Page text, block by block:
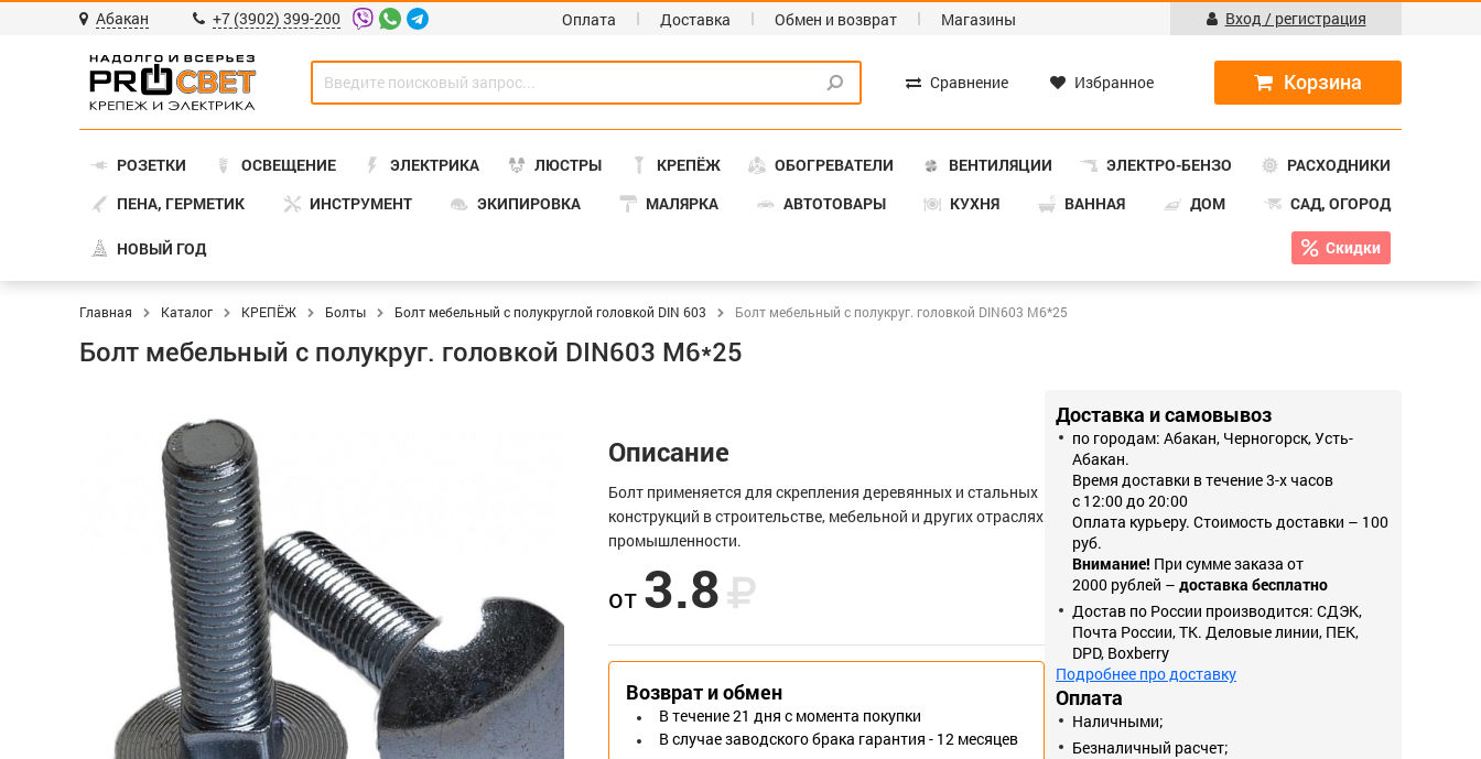
Абакан +7 (3902) 399-200 Оплата Доставка Обмен и возврат Магазины Вход / регистрация
Сравнение Избранное
РОЗЕТКИ ОСВЕЩЕНИЕ ЭЛЕКТРИКА ЛЮСТРЫ КРЕПЁЖ ОБОГРЕВАТЕЛИ ВЕНТИЛЯЦИИ ЭЛЕКТРО-БЕНЗО
РАСХОДНИКИ
ПЕНА, ГЕРМЕТИК
ИНСТРУМЕНТ ЭКИПИРОВКА МАЛЯРКА АВТОТОВАРЫ КУХНЯ ВАННАЯ ДОМ САД, ОГОРОД
НОВЫЙ ГОД Скидки
Главная Каталог КРЕПЁЖ Болты Болт мебельный с полукруглой головкой DIN 603 Болт мебельный с полукруг. головкой DIN603 М6*25
Болт мебельный с полукруг. головкой DIN603 М6*25
Описание
Болт применяется для скрепления деревянных и стальных
конструкций в строительстве, мебельной и других отраслях
промышленности.
от 3.8
Возврат и обмен
В течение 21 дня с момента покупки
В случае заводского брака гарантия - 12 месяцев
Доставка и самовывоз
по городам: Абакан, Черногорск, Усть-
Абакан.
Время доставки в течение 3-х часов
с 12:00 до 20:00
Оплата курьеру. Стоимость доставки – 100
руб.
Внимание! При сумме заказа от
2000 рублей –доставка бесплатно
Достав по России производится: СДЭК,
Почта России, ТК. Деловые линии, ПЕК,
DPD, Boxberry
Подробнее про доставку
Оплата
Наличными;
Безналичный расчет;